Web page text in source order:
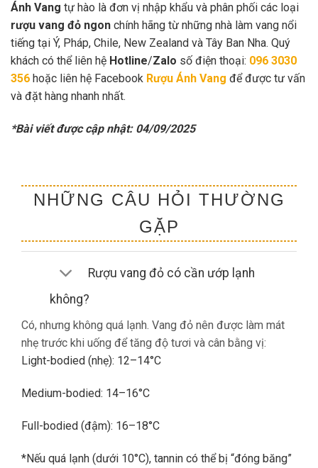
Ánh Vang tự hào là đơn vị nhập khẩu và phân phối các loại
rượu vang đỏ ngon chính hãng từ những nhà làm vang nổi
tiếng tại Ý, Pháp, Chile, New Zealand và Tây Ban Nha. Quý
khách có thể liên hệ Hotline/Zalo số điện thoại: 096 3030
356 hoặc liên hệ Facebook Rượu Ánh Vang để được tư vấn
và đặt hàng nhanh nhất.
*Bài viết được cập nhật: 04/09/2025
NHỮNG CÂU HỎI THƯỜNG
GẶP
Rượu vang đỏ có cần ướp lạnh
không?
Có, nhưng không quá lạnh. Vang đỏ nên được làm mát
nhẹ trước khi uống để tăng độ tươi và cân bằng vị:
Light-bodied (nhẹ): 12–14°C
Medium-bodied: 14–16°C
Full-bodied (đậm): 16–18°C
*Nếu quá lạnh (dưới 10°C), tannin có thể bị “đóng băng”